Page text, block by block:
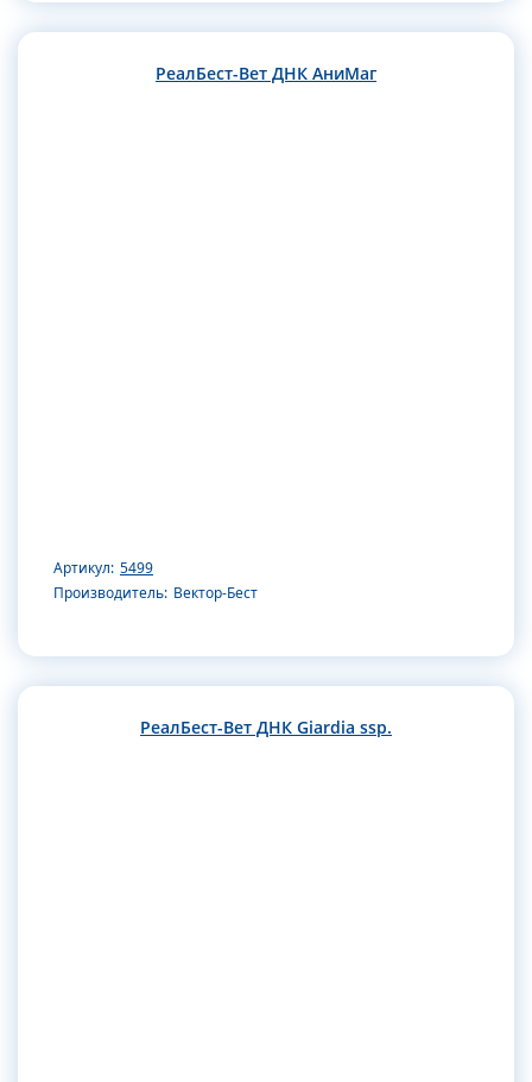
РеалБест-Вет ДНК АниМаг
Артикул: 5499
Производитель: Вектор-Бест
РеалБест-Вет ДНК Giardia ssp.